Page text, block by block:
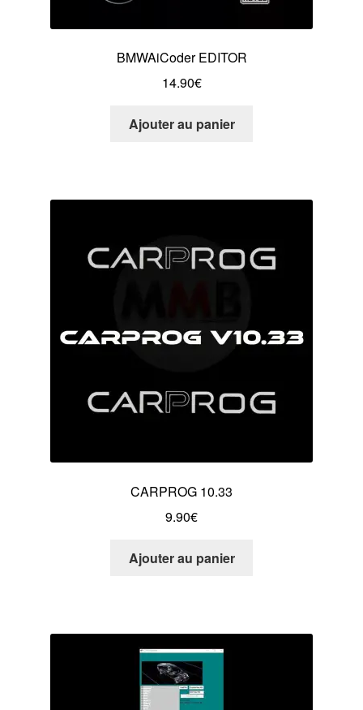
BMWAiCoder EDITOR
14.90€
Ajouter au panier
CARPROG 10.33
9.90€
Ajouter au panier